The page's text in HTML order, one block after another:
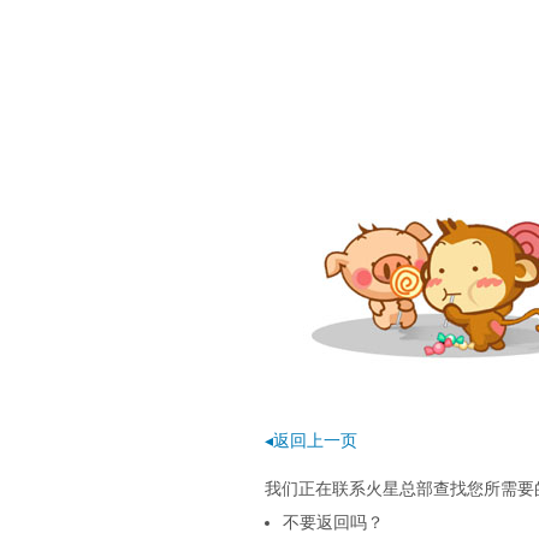
◂返回上一页
我们正在联系火星总部查找您所需
不要返回吗？